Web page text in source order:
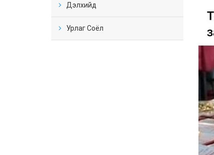
Дэлхийд
Урлаг Соёл